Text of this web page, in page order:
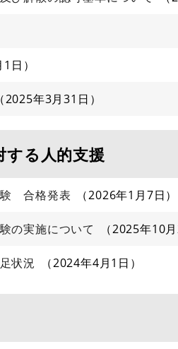
日
2025年3月31日
する人的支援
験 合格発表 2026年1月7日
の実施について 2025年10
状況 2024年4月1日